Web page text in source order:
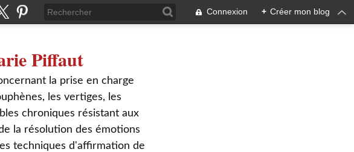
Connexion + Créer mon blog
Piffaut
la prise en charge
les vertiges, les
chroniques résistant aux
la résolution des émotions
techniques d'affirmation de